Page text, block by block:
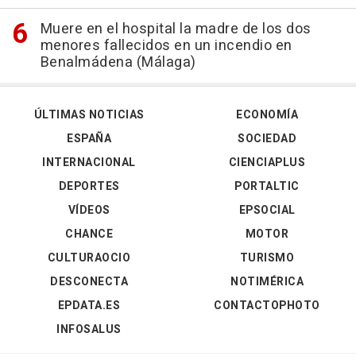
Muere en el hospital la madre de los dos
menores fallecidos en un incendio en
Benalmádena (Málaga)
ÚLTIMAS NOTICIAS
ESPAÑA
INTERNACIONAL
DEPORTES
VÍDEOS
ECONOMÍA
SOCIEDAD
CIENCIAPLUS
PORTALTIC
EPSOCIAL
CHANCE
CULTURAOCIO
DESCONECTA
EPDATA.ES
INFOSALUS
MOTOR
TURISMO
NOTIMÉRICA
CONTACTOPHOTO